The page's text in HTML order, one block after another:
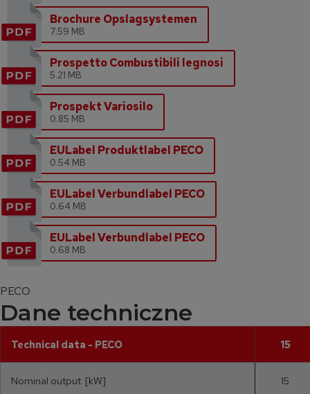
Brochure Opslagsystemen
7.59 MB
Prospetto Combustibili legnosi
5.21 MB
Prospekt Variosilo
0.85 MB
EULabel Produktlabel PECO
0.54 MB
EULabel Verbundlabel PECO
0.64 MB
EULabel Verbundlabel PECO
0.68 MB
PECO
Dane techniczne
Technical data - PECO 15
Nominal output [kW] 15